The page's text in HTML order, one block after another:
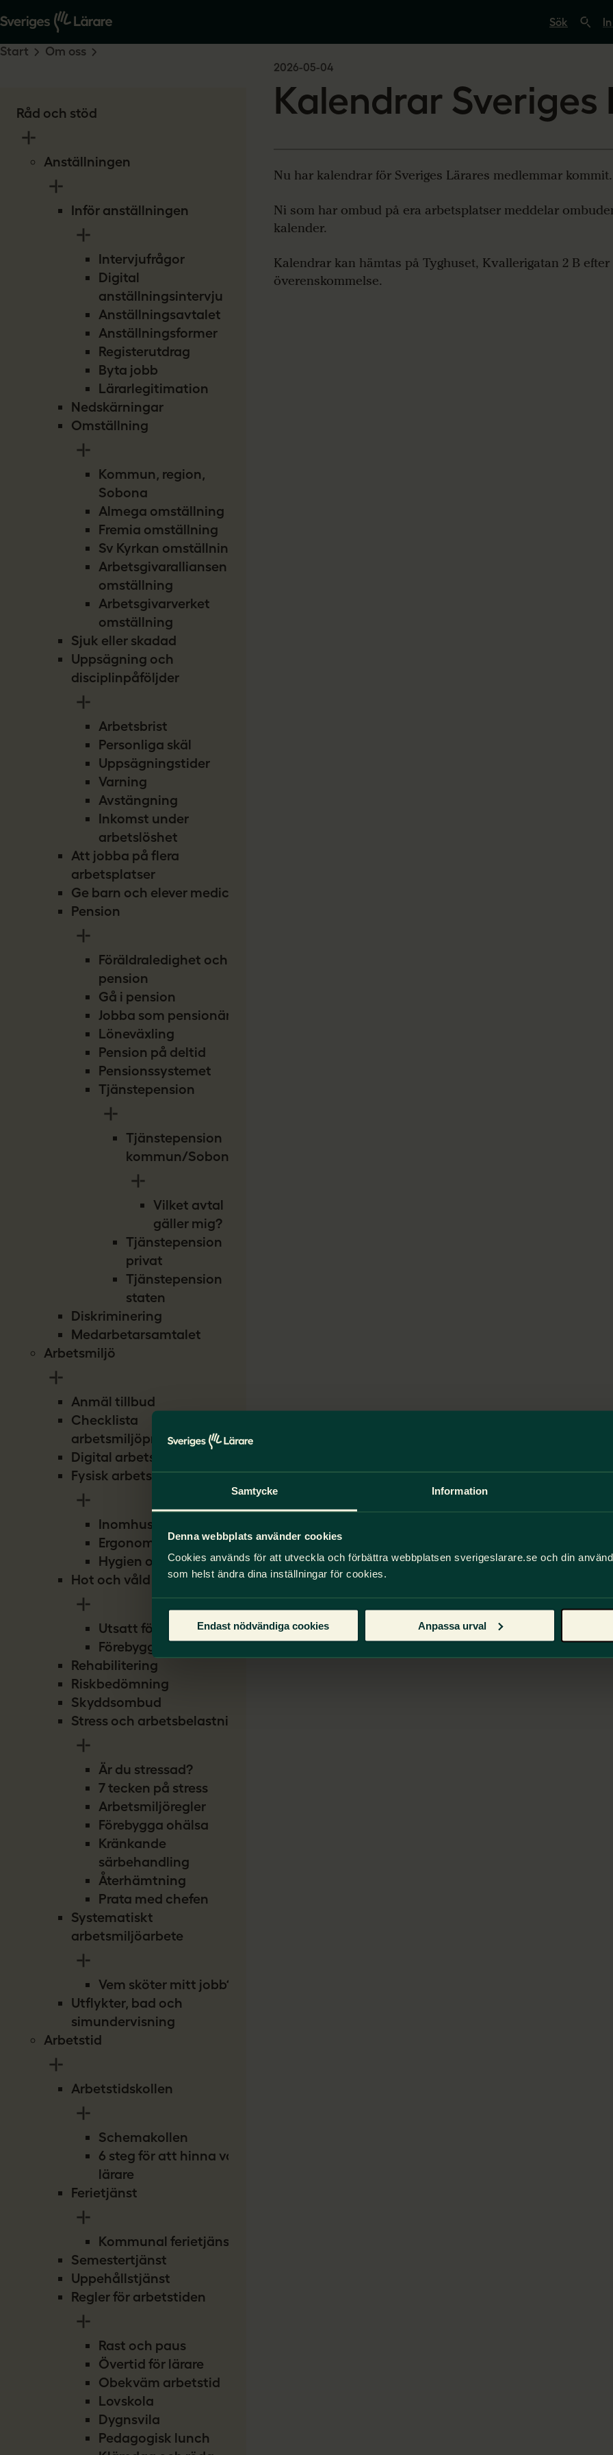
Samtycke Information
Denna webbplats använder cookies
Cookies används för att utveckla och förbättra webbplatsen sverigeslarare.se och din
som helst ändra dina inställningar för cookies.
Endast nödvändiga cookies Anpassa urval
ö
p
r
i
g
ä
r
Råd och stöd
Anställningen
Inför anställningen
Intervjufrågor
Digital
anställningsintervju
Anställningsavtalet
Anställningsformer
Registerutdrag
Byta jobb
Lärarlegitimation
Nedskärningar
Omställning
Kommun, region,
Sobona
Almega omställning
Fremia omställning
Sv Kyrkan omställning
Arbetsgivaralliansen
omställning
Arbetsgivarverket
omställning
Sjuk eller skadad
Uppsägning och
disciplinpåföljder
Arbetsbrist
Personliga skäl
Uppsägningstider
Varning
Avstängning
Inkomst under
arbetslöshet
Att jobba på flera
arbetsplatser
Ge barn och elever medicin
Pension
Föräldraledighet och
pension
Gå i pension
Jobba som pensionär
Löneväxling
Pension på deltid
Pensionssystemet
Tjänstepension
Tjänstepension
kommun/Sobona
Vilket avtal
gäller mig?
Tjänstepension
privat
Tjänstepension
staten
Diskriminering
Medarbetarsamtalet
Arbetsmiljö
Anmäl tillbud
Checklista
arbetsmiljöproblem
Digital arbetsmiljö
Fysisk arbetsmiljö
Inomhusmiljö
Ergonomi
Hygien och smitta
Hot och våld
Utsatt för hot
Förebygg hot
Rehabilitering
Riskbedömning
Skyddsombud
Stress och arbetsbelastning
Är du stressad?
7 tecken på stress
Arbetsmiljöregler
Förebygga ohälsa
Kränkande
särbehandling
Återhämtning
Prata med chefen
Systematiskt
arbetsmiljöarbete
Vem sköter mitt jobb?
Utflykter, bad och
simundervisning
Arbetstid
Arbetstidskollen
Schemakollen
6 steg för att hinna vara
lärare
Ferietjänst
Kommunal ferietjänst
Semestertjänst
Uppehållstjänst
Regler för arbetstiden
Rast och paus
Övertid för lärare
Obekväm arbetstid
Lovskola
Dygnsvila
Pedagogisk lunch
Start Om oss
2026-05-04
Kalendrar Sveriges
Nu har kalendrar för Sveriges Lärares medlemmar kommit.
Ni som har ombud på era arbetsplatser meddelar
kalender.
Kalendrar kan hämtas på Tyghuset, Kvallerigatan 2 B efter
överenskommelse.